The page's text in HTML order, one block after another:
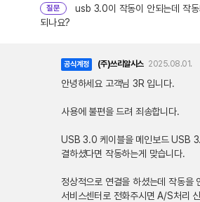
질문
usb 3.0이 작동이 안되는데 작
되나요?
공식계정 (주)쓰리알시스 2025.08.01.
안녕하세요 고객님 3R 입니다.
사용에 불편을 드려 죄송합니다.
USB 3.0 케이블을 메인보드 USB
결하셨다면 작동하는게 맞습니다.
정상적으로 연결을 하셨는데 작동을
서비스센터로 전화주시면 A/S처리